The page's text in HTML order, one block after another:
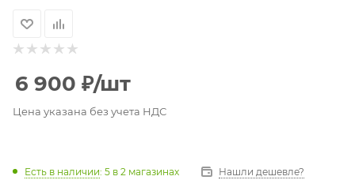
6 900 ₽/шт
Цена указана без учета НДС
Есть в наличии: 5 в 2 магазинах Нашли дешевле?